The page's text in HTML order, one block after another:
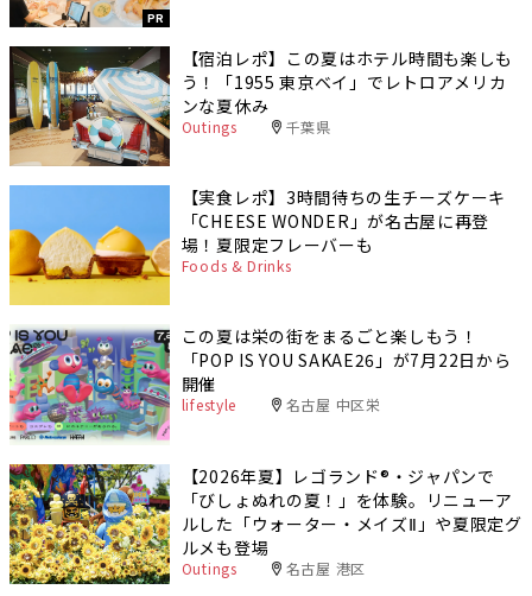
PR
【宿泊レポ】この夏はホテル時間も楽しも
う！「1955 東京ベイ」でレトロアメリカ
ンな夏休み
Outings 千葉県
【実食レポ】3時間待ちの生チーズケーキ
「CHEESE WONDER」が名古屋に再登
場！夏限定フレーバーも
Foods & Drinks
この夏は栄の街をまるごと楽しもう！
「POP IS YOU SAKAE26」が7月22日から
開催
lifestyle 名古屋 中区栄
【2026年夏】レゴランド®・ジャパンで
「びしょぬれの夏！」を体験。リニューア
ルした「ウォーター・メイズⅡ」や夏限定グ
ルメも登場
Outings 名古屋 港区